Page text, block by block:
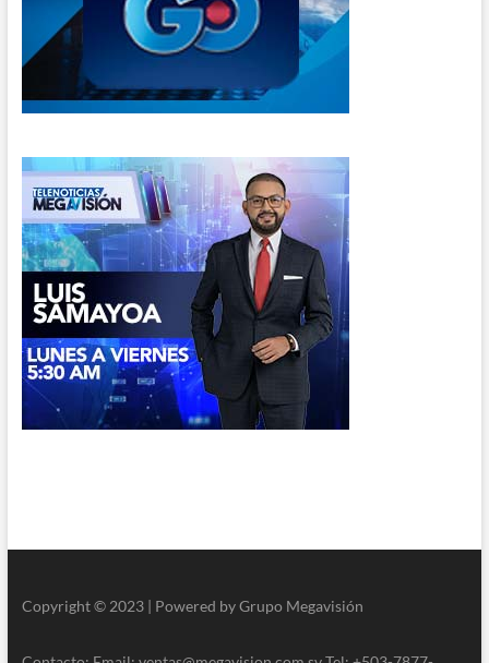
Copyright © 2023 | Powered by Grupo Megavisión